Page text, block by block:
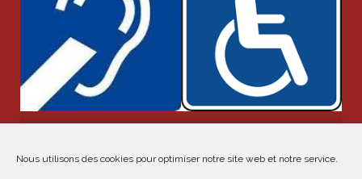
Nous utilisons des cookies pour optimiser notre site web et notre service.